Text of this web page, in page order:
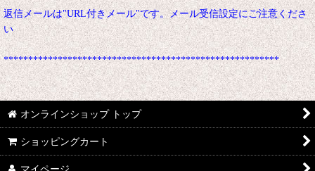
返信メールは"URL付きメール"です。メール受信設定にご注意くださ
い
********************************************************
オンラインショップ トップ
ショッピングカート